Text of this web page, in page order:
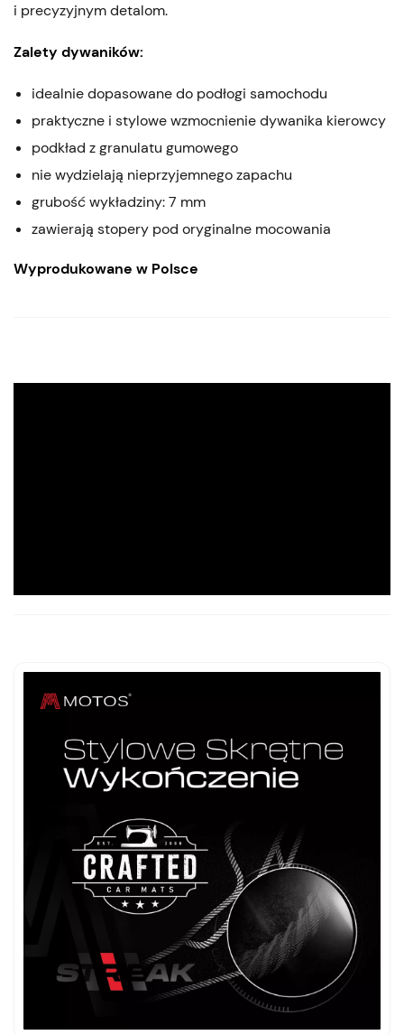
i precyzyjnym detalom.
Zalety dywaników:
idealnie dopasowane do podłogi samochodu
praktyczne i stylowe wzmocnienie dywanika kierowcy
podkład z granulatu gumowego
nie wydzielają nieprzyjemnego zapachu
grubość wykładziny: 7 mm
zawierają stopery pod oryginalne mocowania
Wyprodukowane w Polsce